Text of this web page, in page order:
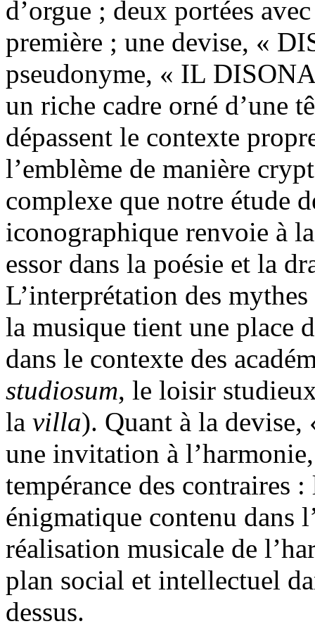
d’orgue ; deux portées
première ; une devise, «
pseudonyme, « IL
un riche cadre orné d’une
dépassent le contexte
l’emblème de manière
complexe que notre étude
iconographique renvoie à
essor dans la poésie et la
L’interprétation des
la musique tient une place
dans le contexte des
studiosum, le loisir
la villa). Quant à la devise,
une invitation à
tempérance des contraires
énigmatique contenu dans
réalisation musicale de
plan social et intellectuel
dessus.